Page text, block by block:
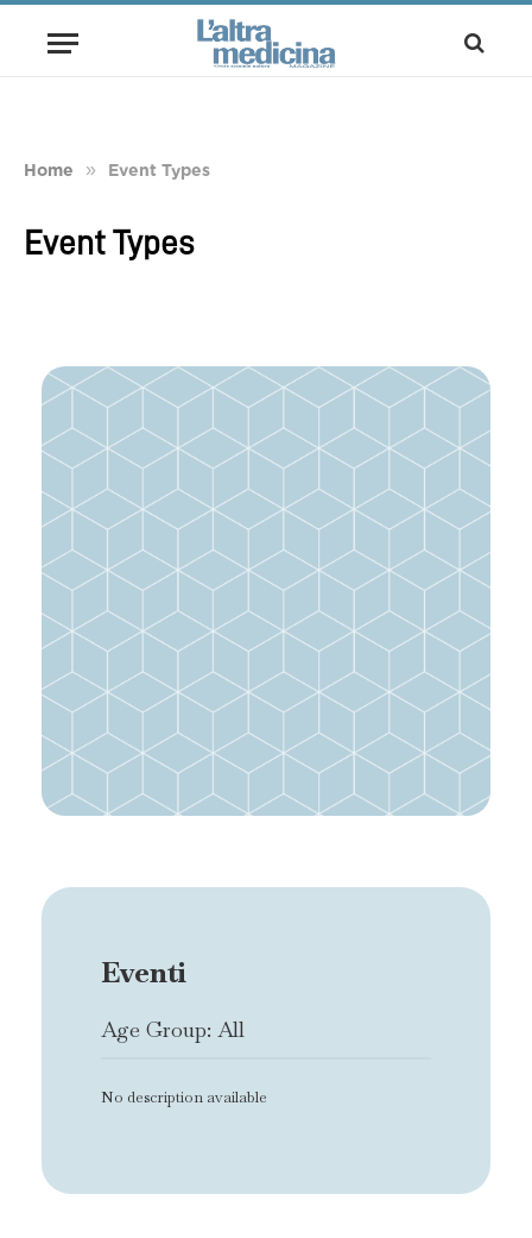
Home » Event Types
Event Types
Eventi
Age Group: All
No description available